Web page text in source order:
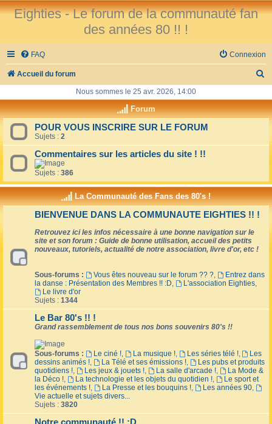
Eighties - Le forum de la communauté fan
des années 80 !! !
FAQ Connexion
Accueil du forum
h
h
e
Nous sommes le 25 avr. 2026, 14:00
Forum
POUR VOUS INSCRIRE SUR LE FORUM
Sujets : 2
Commentaires sur les articles du site ! !!
Sujets : 386
La Communauté des Fans des 80's !
BIENVENUE DANS LA COMMUNAUTE EIGHTIES !! !
Retrouvez ici les infos nécessaire à une bonne navigation sur le
site et son forum : Guide de bonne utilisation, accueil des petits
nouveaux, tutoriels, actualité de notre association, livre d'or, etc !
Sous-forums : Vous êtes nouveau sur le forum ?? ?,
Entrez dans
la danse : Présentation des Membres !! :D, L'association Eighties,
Le livre d'or
Sujets : 1344
Le Bar 80's !! !
Grand rassemblement de tous nos bons souvenirs 80's !!
Sous-forums : Le ciné !, La musique !, Les séries télé !,
Les
dessins animés !, La Télé et ses émissions !,
Les pubs et produits
quotidiens !, Les jeux & jouets !, La salle d'arcade !,
La Mode &
la Déco !, La technologie et les objets du quotidien !,
Le sport et
les événements !, La Presse et les bouquins !, Les années 90,
Vie actuelle et sujets divers...
Sujets : 3820